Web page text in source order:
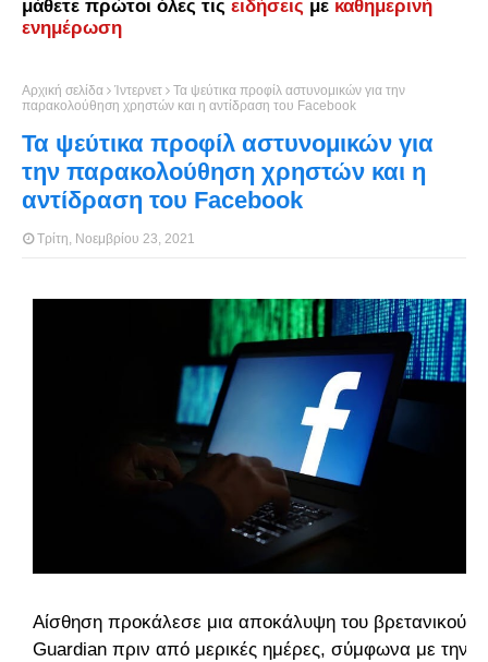
μάθετε πρώτοι όλες τις ειδήσεις με καθημερινή
ενημέρωση
Αρχική σελίδα Ίντερνετ
Τα ψεύτικα προφίλ αστυνομικών για την
παρακολούθηση χρηστών και η αντίδραση του Facebook
Τα ψεύτικα προφίλ αστυνομικών για
την παρακολούθηση χρηστών και η
αντίδραση του Facebook
Τρίτη, Νοεμβρίου 23, 2021
Αίσθηση προκάλεσε μια αποκάλυψη του βρετανικού
Guardian πριν από μερικές ημέρες, σύμφωνα με την